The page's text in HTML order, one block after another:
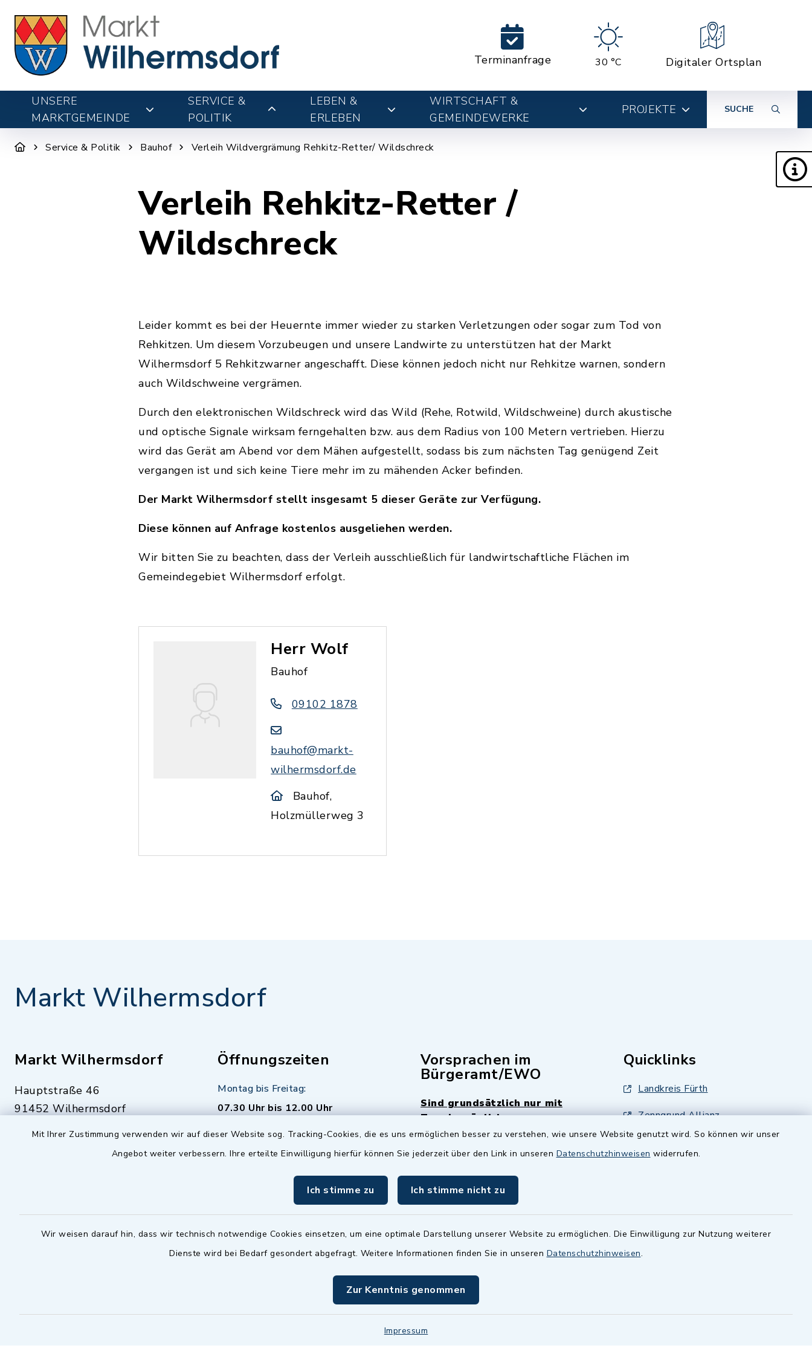
Mit Ihrer Zustimmung verwenden wir auf dieser Website sog. Tracking-Cookies, die es uns ermöglichen besser zu verstehen, wie unsere Website genutzt wird. So können wir unser
Angebot weiter verbessern. Ihre erteilte Einwilligung hierfür können Sie jederzeit über den Link in unseren Datenschutzhinweisen widerrufen.
Ich stimme zu Ich stimme nicht zu
Wir weisen darauf hin, dass wir technisch notwendige Cookies einsetzen, um eine optimale Darstellung unserer Website zu ermöglichen. Die Einwilligung zur Nutzung weiterer
Dienste wird bei Bedarf gesondert abgefragt. Weitere Informationen finden Sie in unseren Datenschutzhinweisen.
Zur Kenntnis genommen
Impressum
Terminanfrage 30 °C Digitaler Ortsplan
UNSERE
MARKTGEMEINDE
SERVICE &
POLITIK
LEBEN &
ERLEBEN
WIRTSCHAFT &
GEMEINDEWERKE
PROJEKTE SUCHE
Service & Politik Bauhof Verleih Wildvergrämung Rehkitz-Retter/ Wildschreck
Verleih Rehkitz-Retter /
Wildschreck
Leider kommt es bei der Heuernte immer wieder zu starken Verletzungen oder sogar zum Tod von
Rehkitzen. Um diesem Vorzubeugen und unsere Landwirte zu unterstützen hat der Markt
Wilhermsdorf 5 Rehkitzwarner angeschafft. Diese können jedoch nicht nur Rehkitze warnen, sondern
auch Wildschweine vergrämen.
Durch den elektronischen Wildschreck wird das Wild (Rehe, Rotwild, Wildschweine) durch akustische
und optische Signale wirksam ferngehalten bzw. aus dem Radius von 100 Metern vertrieben. Hierzu
wird das Gerät am Abend vor dem Mähen aufgestellt, sodass bis zum nächsten Tag genügend Zeit
vergangen ist und sich keine Tiere mehr im zu mähenden Acker befinden.
Der Markt Wilhermsdorf stellt insgesamt 5 dieser Geräte zur Verfügung.
Diese können auf Anfrage kostenlos ausgeliehen werden.
Wir bitten Sie zu beachten, dass der Verleih ausschließlich für landwirtschaftliche Flächen im
Gemeindegebiet Wilhermsdorf erfolgt.
Herr Wolf
Bauhof
09102 1878
bauhof@markt-
wilhermsdorf.de
Bauhof,
Holzmüllerweg 3
Markt Wilhermsdorf
Markt Wilhermsdorf
Hauptstraße 46
91452 Wilhermsdorf
09102 9958-0
09102 9958-111
Notfallnummer Bauhof
Öffnungszeiten
Montag bis Freitag:
07.30 Uhr bis 12.00 Uhr
Dienstag zusätzlich:
16.30 bis 18.00 Uhr - allerdings
(abweichende Termine sind
möglich - bitte fragen Sie den
zuständigen Sachbearbeiter)
Vorsprachen im
Bürgeramt/EWO
Sind grundsätzlich nur mit
Termin möglich.
Das Bürgeramt/EWO/Standesamt
istMittwochs geschlossen.
Quicklinks
Landkreis Fürth
Zenngrund Allianz
Dillenberggruppe